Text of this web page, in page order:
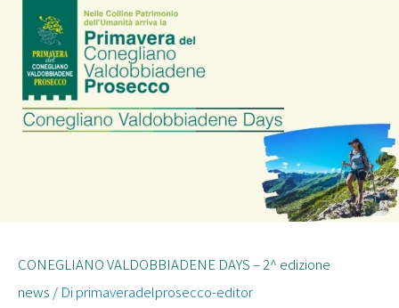
CONEGLIANO VALDOBBIADENE DAYS – 2^ edizione
news / Di primaveradelprosecco-editor